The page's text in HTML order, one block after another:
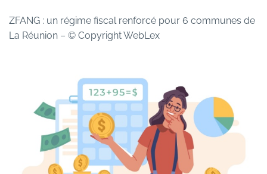
ZFANG : un régime fiscal renforcé pour 6 communes de
La Réunion – © Copyright WebLex